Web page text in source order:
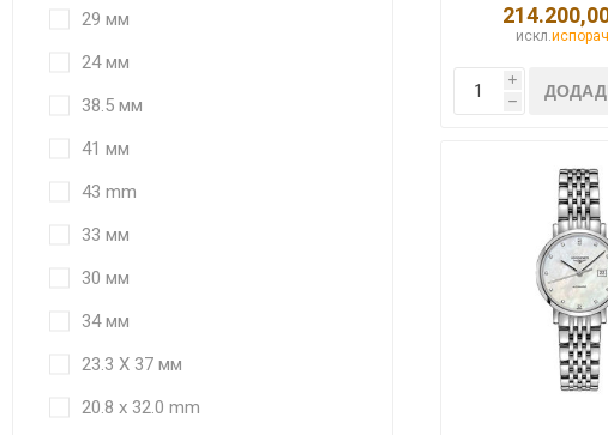
искл.
i
h
29 мм
24 мм
38.5 мм
41 мм
43 mm
33 мм
30 мм
34 мм
23.3 X 37 мм
20.8 x 32.0 mm